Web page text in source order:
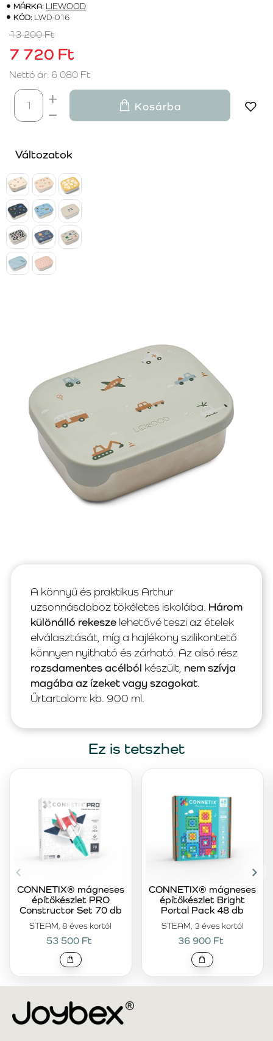
MÁRKA: LIEWOOD
KÓD: LWD-016
7 720 Ft
13 200 Ft
Nettó ár: 6 080 Ft
Kosárba
Változatok
A könnyű és praktikus Arthur
uzsonnásdoboz tökéletes iskolába. Három
különálló rekesze lehetővé teszi az ételek
elválasztását, míg a hajlékony szilikontető
könnyen nyitható és zárható. Az alsó rész
rozsdamentes acélból készült, nem szívja
magába az ízeket vagy szagokat.
Űrtartalom: kb. 900 ml.
Ez is tetszhet
STEAM, 8 éves kortól
CONNETIX® mágneses
építőkészlet PRO
Constructor Set 70 db
53 500 Ft
STEAM, 3 éves kortól
CONNETIX® mágneses
építőkészlet Bright
Portal Pack 48 db
36 900 Ft